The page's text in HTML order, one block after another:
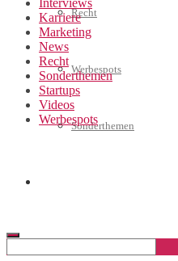
Recht
Werbespots
Sonderthemen
Interviews
Karriere
Marketing
News
Recht
Sonderthemen
Startups
Videos
Werbespots